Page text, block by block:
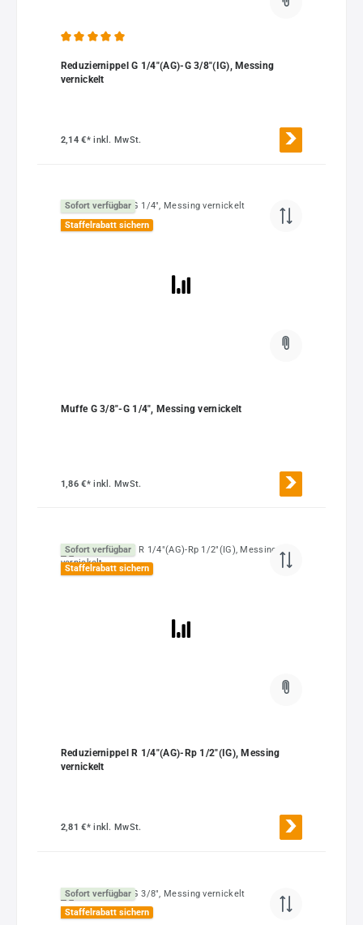
Reduziernippel G 1/4"(AG)-G 3/8"(IG), Messing
vernickelt
2,14 €*inkl. MwSt.
Sofort verfügbar
Staffelrabatt sichern
Muffe G 3/8"-G 1/4", Messing vernickelt
1,86 €*inkl. MwSt.
Sofort verfügbar
Staffelrabatt sichern
Reduziernippel R 1/4"(AG)-Rp 1/2"(IG), Messing
vernickelt
2,81 €*inkl. MwSt.
Sofort verfügbar
Staffelrabatt sichern